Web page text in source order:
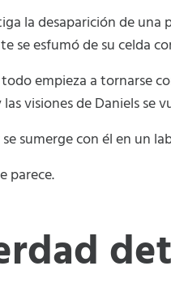
la desaparición de una
se esfumó de su celda
empieza a tornarse
visiones de Daniels se
sumerge con él en un
parece.